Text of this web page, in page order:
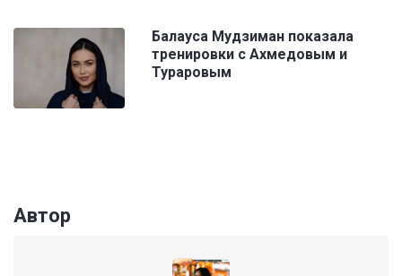
Балауса Мудзиман показала
тренировки с Ахмедовым и
Тураровым
Автор